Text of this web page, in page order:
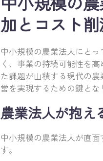
加とコスト
中小規模の農業法人にと
く、事業の持続可能性を
た課題が山積する現代の
営を実現するための鍵とな
農業法人が抱え
中小規模の農業法人が直
す。